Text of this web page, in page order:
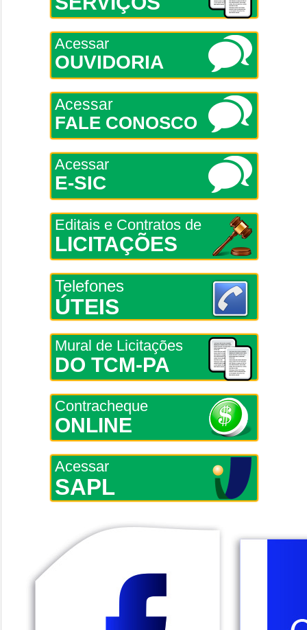
Acessar
OUVIDORIA
Acessar
FALE CONOSCO
Acessar
E-SIC
Editais e Contratos de
LICITAÇÕES
Telefones
ÚTEIS
Mural de Licitações
DO TCM-PA
Contracheque
ONLINE
Acessar
SAPL